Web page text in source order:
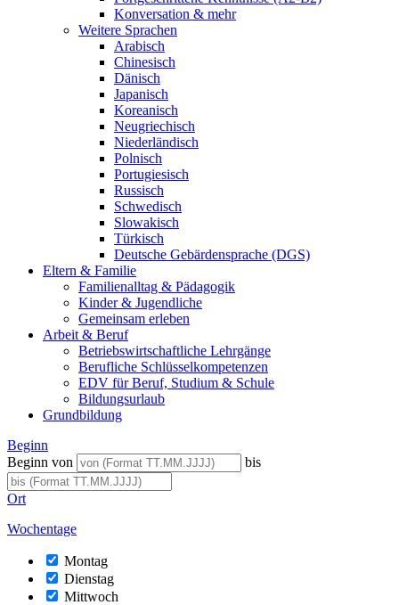
Konversation & mehr
Weitere Sprachen
Arabisch
Chinesisch
Dänisch
Japanisch
Koreanisch
Neugriechisch
Niederländisch
Polnisch
Portugiesisch
Russisch
Schwedisch
Slowakisch
Türkisch
Deutsche Gebärdensprache (DGS)
Eltern & Familie
Familienalltag & Pädagogik
Kinder & Jugendliche
Gemeinsam erleben
Arbeit & Beruf
Betriebswirtschaftliche Lehrgänge
Berufliche Schlüsselkompetenzen
EDV für Beruf, Studium & Schule
Bildungsurlaub
Grundbildung
Beginn
Beginn von
bis
Ort
Wochentage
Montag
Dienstag
Mittwoch